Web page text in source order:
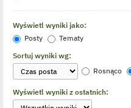
Wyświetl wyniki jako:
Posty
Tematy
Sortuj wyniki wg:
Rosnąco
Wyświetl wyniki z ostatnich: